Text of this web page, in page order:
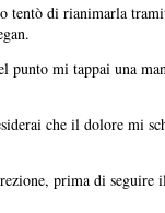
tentò di rianimarla
mi tappai una
che il dolore mi
prima di